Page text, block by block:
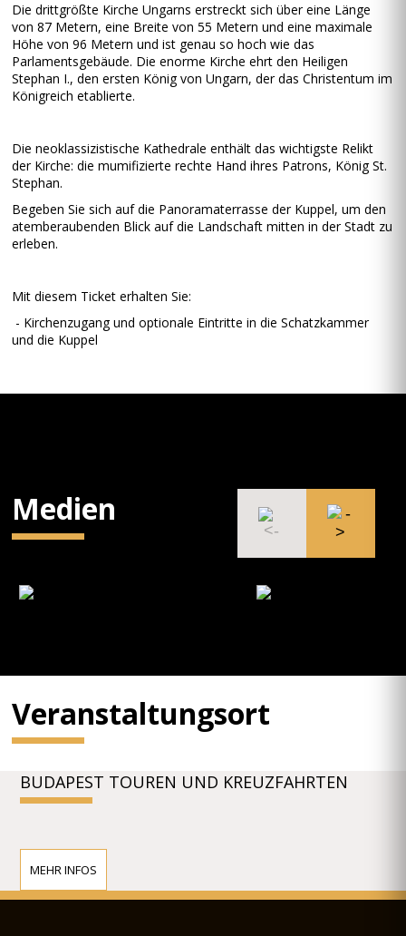
Die drittgrößte Kirche Ungarns erstreckt sich über eine Länge
von 87 Metern, eine Breite von 55 Metern und eine maximale
Höhe von 96 Metern und ist genau so hoch wie das
Parlamentsgebäude. Die enorme Kirche ehrt den Heiligen
Stephan I., den ersten König von Ungarn, der das Christentum im
Königreich etablierte.
Die neoklassizistische Kathedrale enthält das wichtigste Relikt
der Kirche: die mumifizierte rechte Hand ihres Patrons, König St.
Stephan.
Begeben Sie sich auf die Panoramaterrasse der Kuppel, um den
atemberaubenden Blick auf die Landschaft mitten in der Stadt zu
erleben.
Mit diesem Ticket erhalten Sie:
- Kirchenzugang und optionale Eintritte in die Schatzkammer
und die Kuppel
Medien
Veranstaltungsort
BUDAPEST TOUREN UND KREUZFAHRTEN
MEHR INFOS